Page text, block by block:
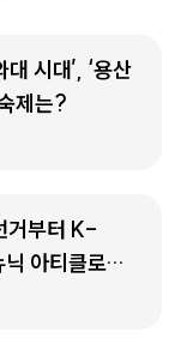
시대’, ‘용산
제는?
거부터 K-
아티클로